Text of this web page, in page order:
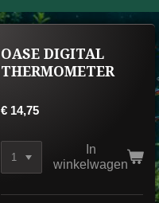
OASE DIGITAL
THERMOMETER
€ 14,75
In
winkelwagen